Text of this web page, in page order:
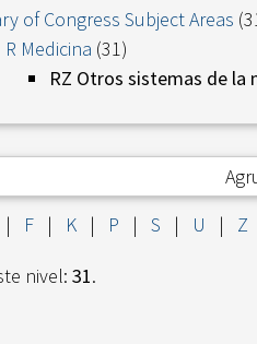
of Congress Subject Areas
R Medicina (31)
RZ Otros sistemas de la
| F | K | P | S | U | Z
nivel: 31.